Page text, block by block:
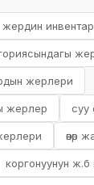
жердин
жерлери
жерлер суу
өнөр
коргонуунун